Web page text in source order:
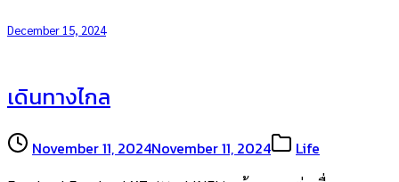
December 15, 2024
เดินทางไกล
November 11, 2024November 11, 2024 Life